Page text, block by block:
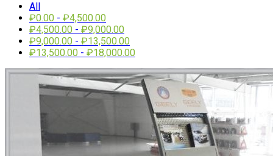
All
₽0.00 - ₽4,500.00
₽4,500.00 - ₽9,000.00
₽9,000.00 - ₽13,500.00
₽13,500.00 - ₽18,000.00